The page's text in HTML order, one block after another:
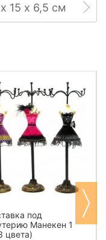
15 х 6,5 см
под
Манекен 1
цвета)